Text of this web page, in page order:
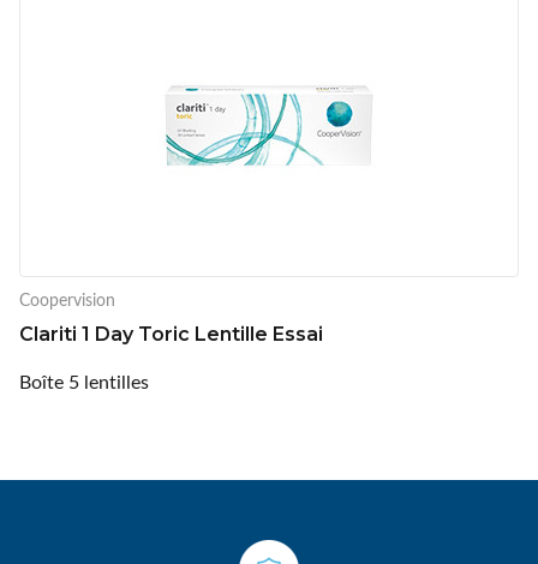
Coopervision
Clariti 1 Day Toric Lentille Essai
Boîte 5 lentilles